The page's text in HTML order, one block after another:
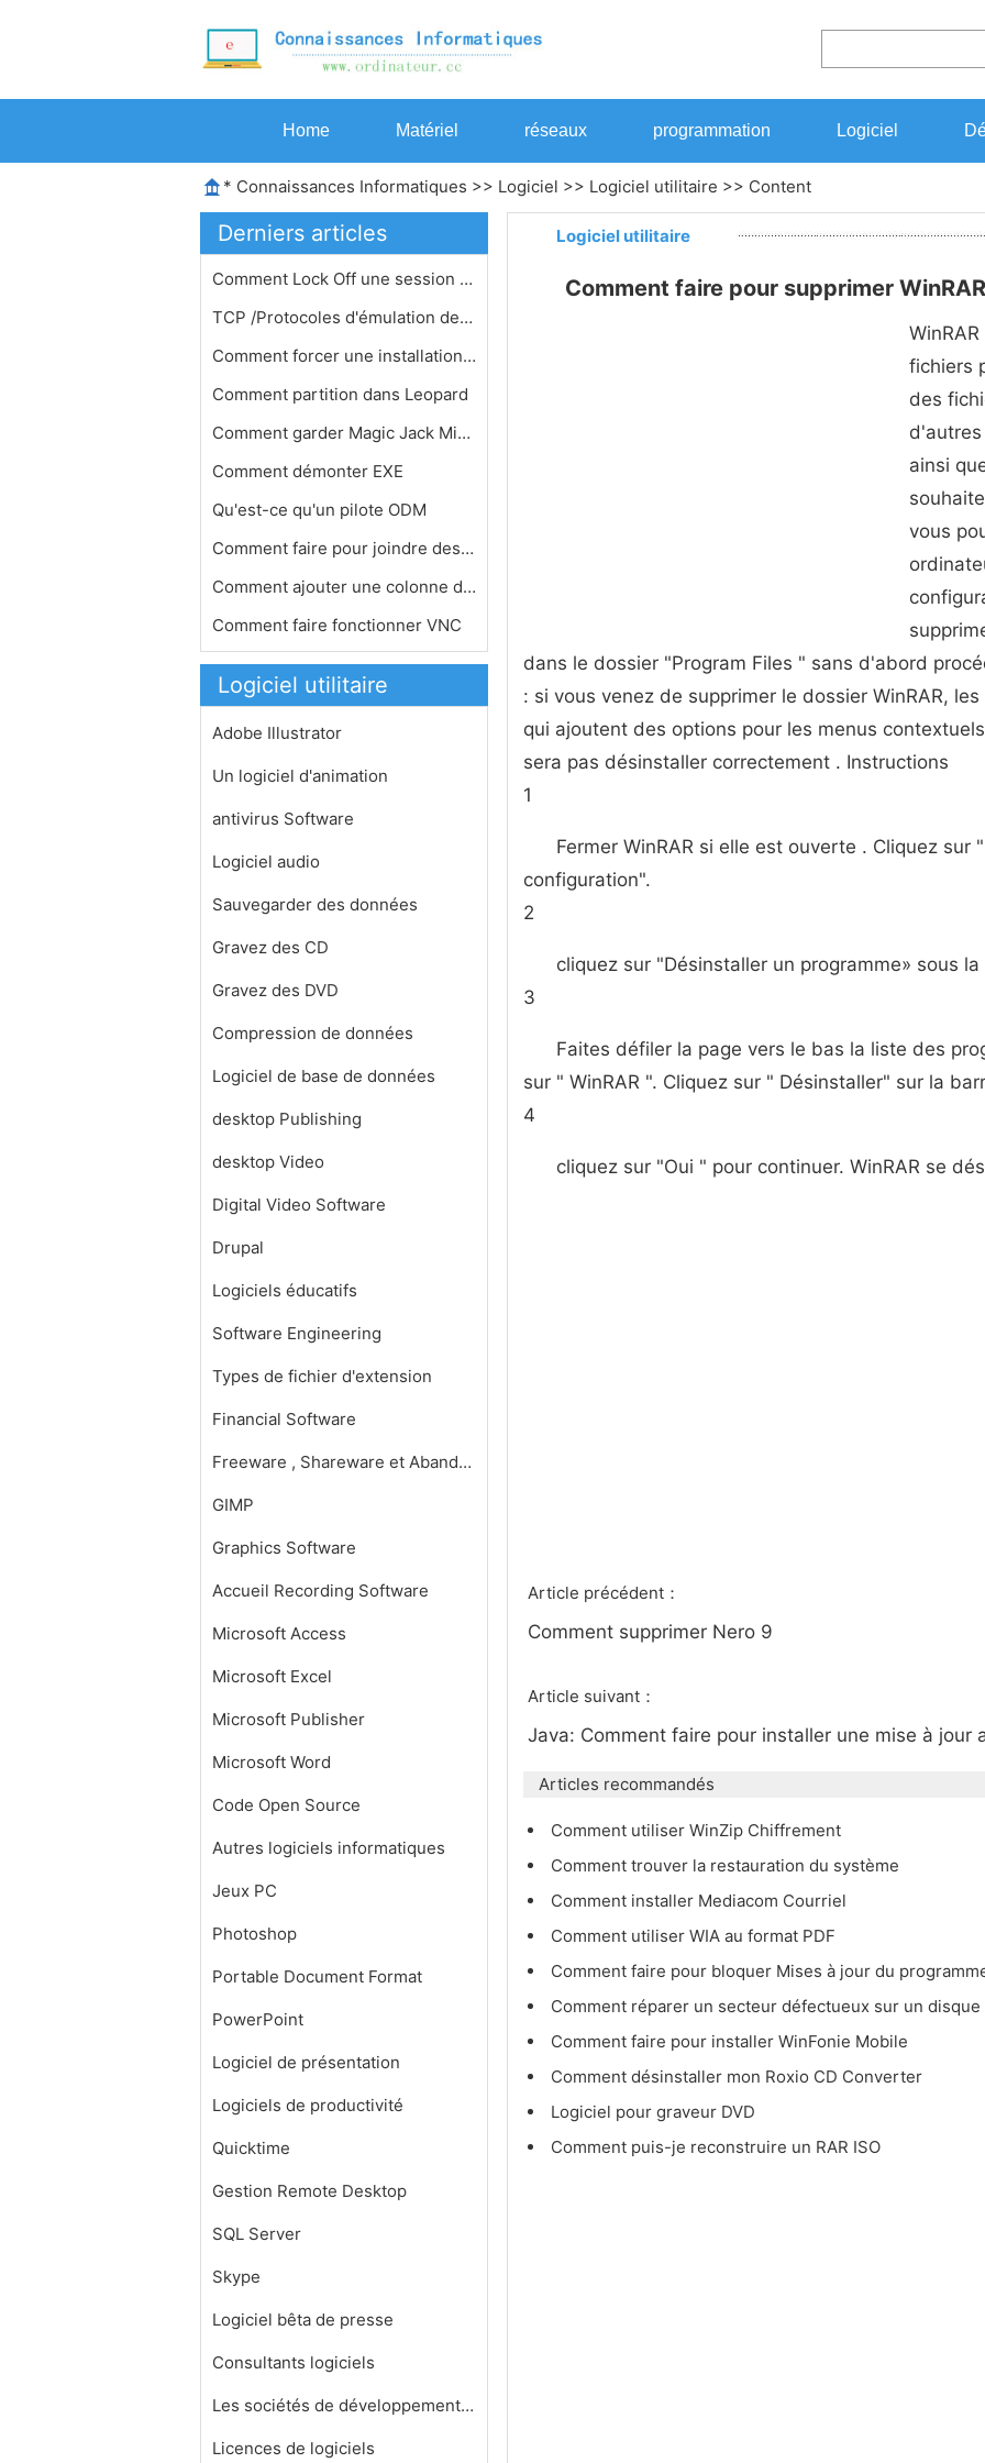
Home Matériel réseaux programmation Logiciel
* Connaissances Informatiques >> Logiciel >> Logiciel utilitaire >> Content
Derniers articles
Comment Lock Off une session dans la…
TCP /Protocoles d'émulation de term…
Comment forcer une installation comp…
Comment partition dans Leopard
Comment garder Magic Jack Minimized
Comment démonter EXE
Qu'est-ce qu'un pilote ODM
Comment faire pour joindre des fichi…
Comment ajouter une colonne de nombr…
Comment faire fonctionner VNC
Logiciel utilitaire
Adobe Illustrator
Un logiciel d'animation
antivirus Software
Logiciel audio
Sauvegarder des données
Gravez des CD
Gravez des DVD
Compression de données
Logiciel de base de données
desktop Publishing
desktop Video
Digital Video Software
Drupal
Logiciels éducatifs
Software Engineering
Types de fichier d'extension
Financial Software
Freeware , Shareware et Abandonware
GIMP
Graphics Software
Accueil Recording Software
Microsoft Access
Microsoft Excel
Microsoft Publisher
Microsoft Word
Code Open Source
Autres logiciels informatiques
Jeux PC
Photoshop
Portable Document Format
PowerPoint
Logiciel de présentation
Logiciels de productivité
Quicktime
Gestion Remote Desktop
SQL Server
Skype
Logiciel bêta de presse
Consultants logiciels
Les sociétés de développement de logiciels
Licences de logiciels
Logiciel utilitaire
Comment faire pour supprimer
fichiers
des
ainsi
vous
dans le dossier "Program Files " sans d'abord
: si vous venez de supprimer le dossier WinRAR,
qui ajoutent des options pour les menus
sera pas désinstaller correctement . Instructions
1
Fermer WinRAR si elle est ouverte . Cliquez sur
configuration".
2
cliquez sur "Désinstaller un programme» sous
3
Faites défiler la page vers le bas la liste des
sur " WinRAR ". Cliquez sur " Désinstaller" sur la
4
cliquez sur "Oui " pour continuer. WinRAR se
Article précédent：
Comment supprimer Nero 9
Article suivant：
Java: Comment faire pour installer une mise à jour
Articles recommandés
Comment utiliser WinZip Chiffrement
Comment trouver la restauration du système
Comment installer Mediacom Courriel
Comment utiliser WIA au format PDF
Comment faire pour bloquer Mises à jour du
Comment réparer un secteur défectueux sur un
Comment faire pour installer WinFonie Mobile
Comment désinstaller mon Roxio CD Converter
Logiciel pour graveur DVD
Comment puis-je reconstruire un RAR ISO